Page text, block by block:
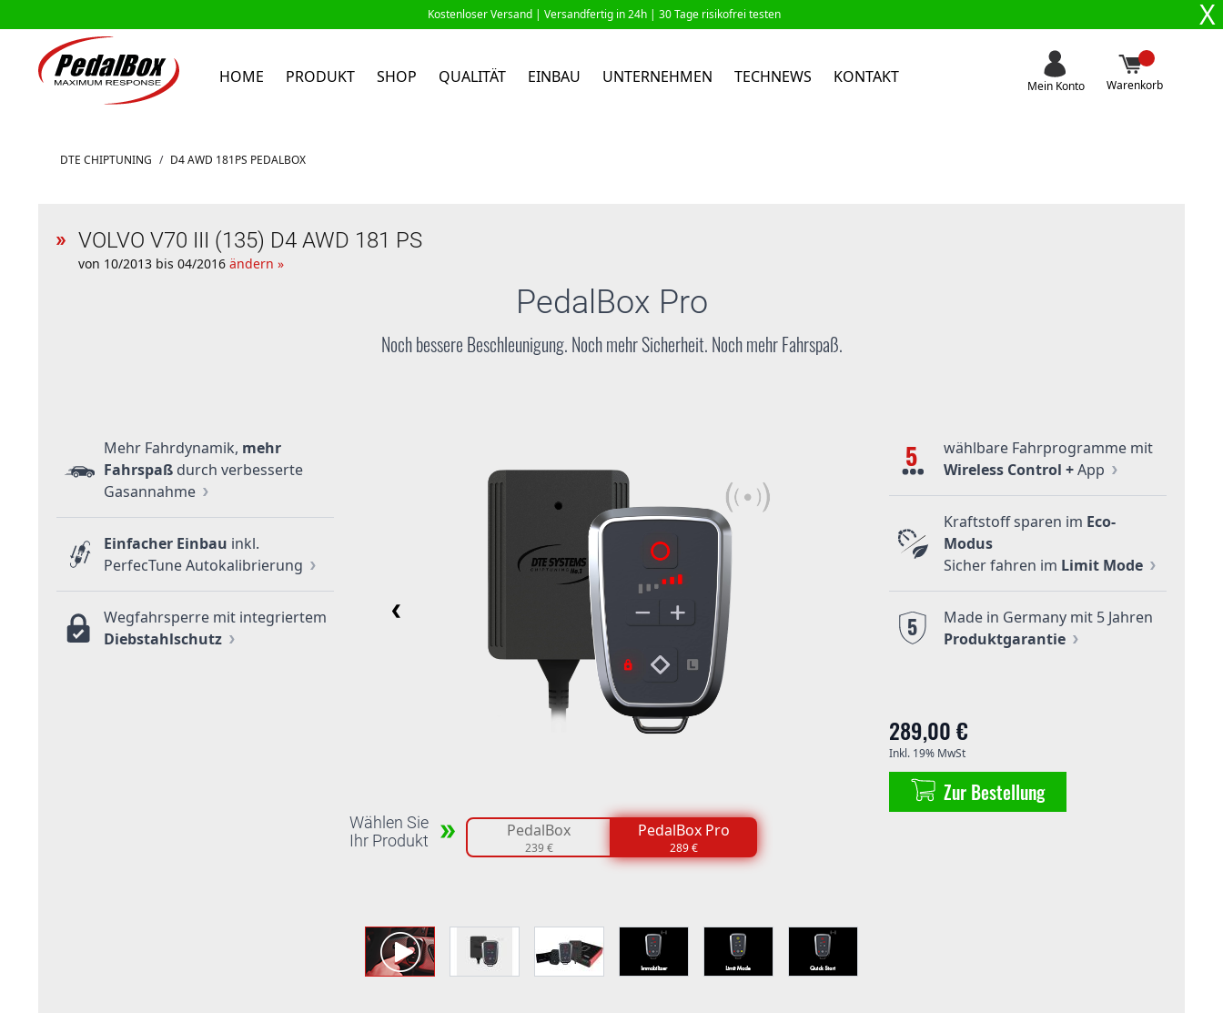
Kostenloser Versand | Versandfertig in 24h | 30 Tage risikofrei testen X
HOME PRODUKT SHOP QUALITÄT EINBAU UNTERNEHMEN TECHNEWS KONTAKT Mein Konto Warenkorb
DTE CHIPTUNING / D4 AWD 181PS PEDALBOX
VOLVO V70 III (135) D4 AWD 181 PS
von 10/2013 bis 04/2016 ändern »
PedalBox Pro
Noch bessere Beschleunigung. Noch mehr Sicherheit. Noch mehr Fahrspaß.
Mehr Fahrdynamik, mehr
Fahrspaß durch verbesserte
Gasannahme
Einfacher Einbau inkl.
PerfecTune Autokalibrierung
Wegfahrsperre mit integriertem
Diebstahlschutz
Wählen Sie
Ihr Produkt
PedalBox
239 €
PedalBox Pro
289 €
5
wählbare Fahrprogramme mit
Wireless Control +App
Kraftstoff sparen im Eco-
Modus
Sicher fahren im Limit Mode
5
Made in Germany mit 5 Jahren
Produktgarantie
289,00 €
Inkl. 19% MwSt
Zur Bestellung